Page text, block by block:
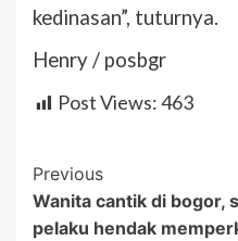
kedinasan”, tuturnya.
Henry / posbgr
Post Views:463
Post
Navigation
Previous
Wanita cantik di bogor,
pelaku hendak